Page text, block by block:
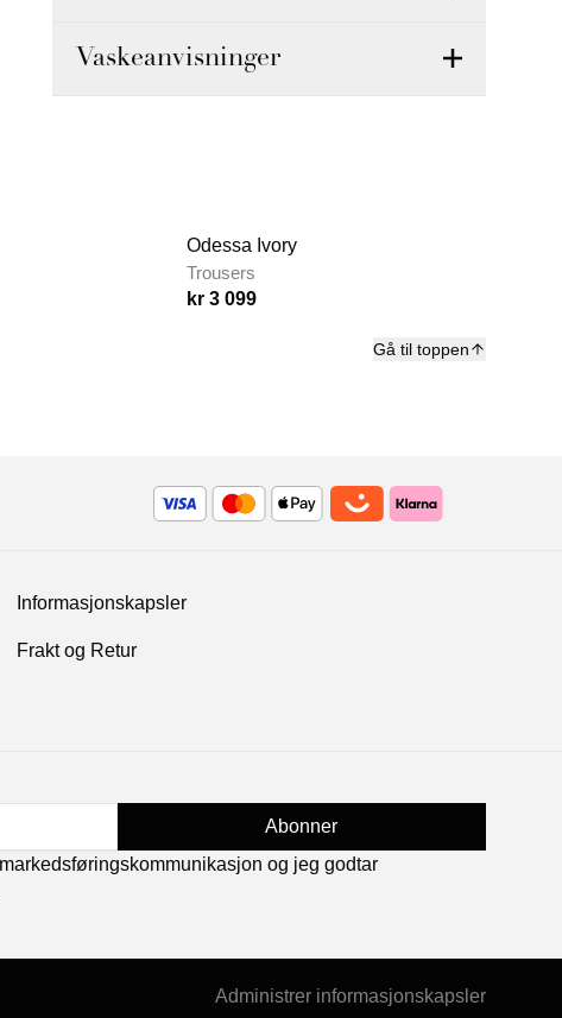
Vaskeanvisninger
Gå til toppen
Odessa Ivory
Trousers
kr 3 099
Informasjonskapsler
Frakt og Retur
Abonner
og jeg godtar
Administrer informasjonskapsler